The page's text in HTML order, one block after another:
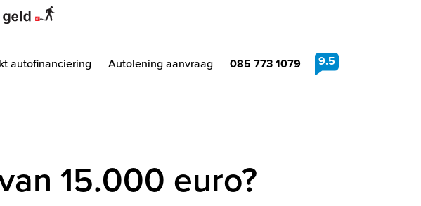
9.5
autofinanciering Autolening aanvraag 085 773 1079
15.000 euro?